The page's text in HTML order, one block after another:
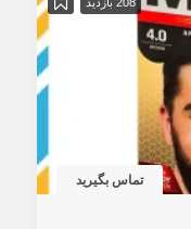
تماس بگیرید